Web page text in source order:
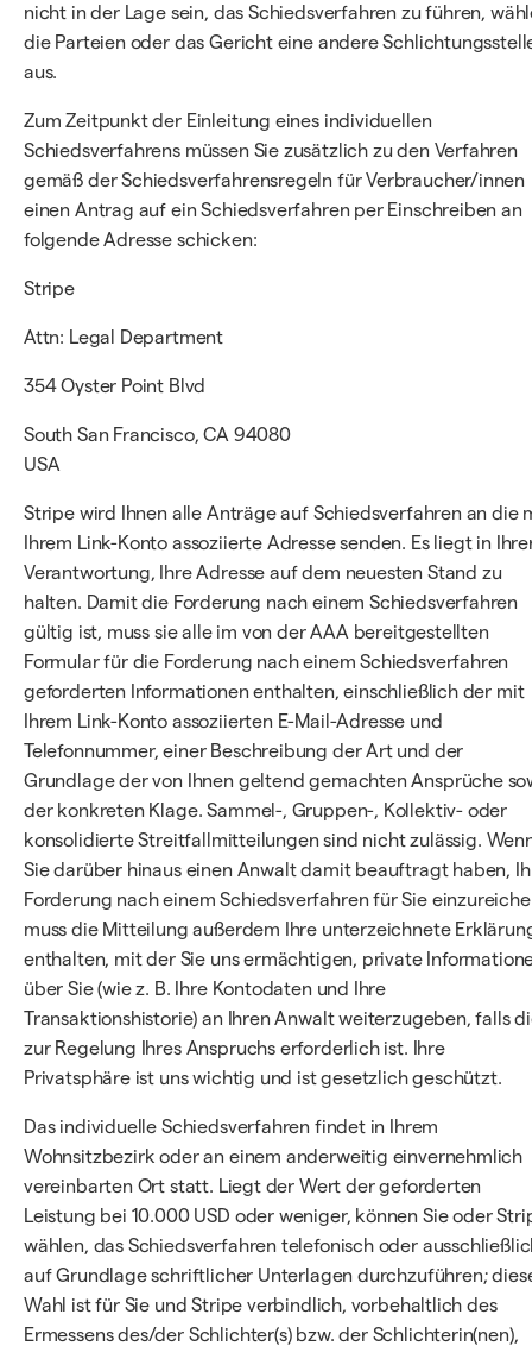
nicht in der Lage sein, das Schiedsverfahren zu führen,
die Parteien oder das Gericht eine andere
aus.
Zum Zeitpunkt der Einleitung eines individuellen
Schiedsverfahrens müssen Sie zusätzlich zu den Verfahren
gemäß der Schiedsverfahrensregeln für Verbraucher/innen
einen Antrag auf ein Schiedsverfahren per Einschreiben an
folgende Adresse schicken:
Stripe
Attn: Legal Department
354 Oyster Point Blvd
South San Francisco, CA 94080
USA
Stripe wird Ihnen alle Anträge auf Schiedsverfahren an die
Ihrem Link-Konto assoziierte Adresse senden. Es liegt in
Verantwortung, Ihre Adresse auf dem neuesten Stand zu
halten. Damit die Forderung nach einem Schiedsverfahren
gültig ist, muss sie alle im von der AAA bereitgestellten
Formular für die Forderung nach einem Schiedsverfahren
geforderten Informationen enthalten, einschließlich der mit
Ihrem Link-Konto assoziierten E-Mail-Adresse und
Telefonnummer, einer Beschreibung der Art und der
Grundlage der von Ihnen geltend gemachten Ansprüche
der konkreten Klage. Sammel-, Gruppen-, Kollektiv- oder
konsolidierte Streitfallmitteilungen sind nicht zulässig.
Sie darüber hinaus einen Anwalt damit beauftragt haben,
Forderung nach einem Schiedsverfahren für Sie
muss die Mitteilung außerdem Ihre unterzeichnete
enthalten, mit der Sie uns ermächtigen, private
über Sie (wie z. B. Ihre Kontodaten und Ihre
Transaktionshistorie) an Ihren Anwalt weiterzugeben, falls
zur Regelung Ihres Anspruchs erforderlich ist. Ihre
Privatsphäre ist uns wichtig und ist gesetzlich geschützt.
Das individuelle Schiedsverfahren findet in Ihrem
Wohnsitzbezirk oder an einem anderweitig einvernehmlich
vereinbarten Ort statt. Liegt der Wert der geforderten
Leistung bei 10.000 USD oder weniger, können Sie oder
wählen, das Schiedsverfahren telefonisch oder
auf Grundlage schriftlicher Unterlagen durchzuführen;
Wahl ist für Sie und Stripe verbindlich, vorbehaltlich des
Ermessens des/der Schlichter(s) bzw. der Schlichterin(nen),